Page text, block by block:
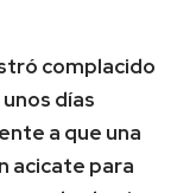
complacido
días
a que una
acicate para